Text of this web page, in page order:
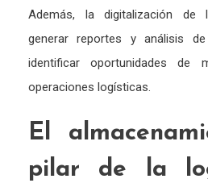
Además, la digitalización de
generar reportes y análisis
identificar oportunidades de
operaciones logísticas.
El
pilar de la